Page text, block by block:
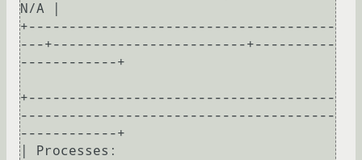
N/A |
+--------------------------------------
---+------------------------+----------
------------+
+--------------------------------------
---------------------------------------
------------+
| Processes: